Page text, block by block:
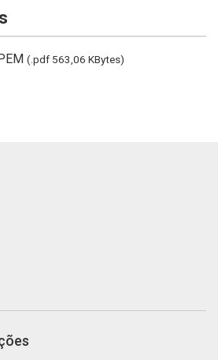
(.pdf 563,06 KBytes)